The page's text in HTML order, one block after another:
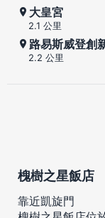
大皇宮
2.1 公里
路易斯威登創
2.2 公里
槐樹之星飯店
靠近凱旋門